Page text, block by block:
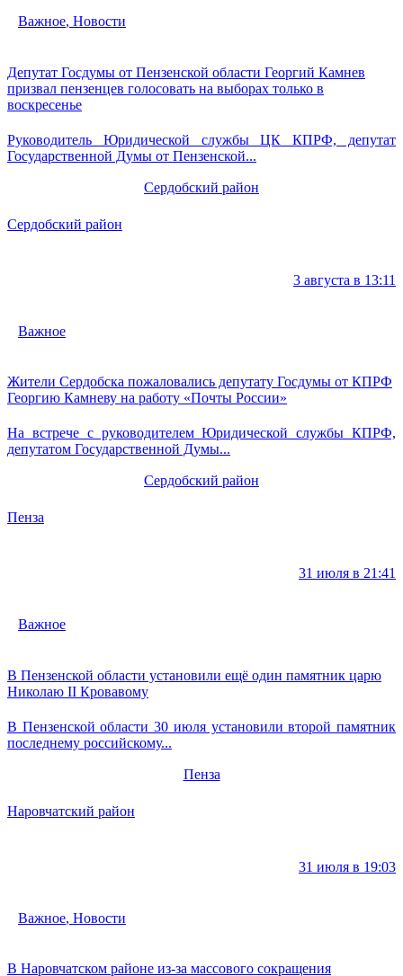
Важное, Новости
Депутат Госдумы от Пензенской области Георгий Камнев
призвал пензенцев голосовать на выборах только в
воскресенье
Руководитель Юридической службы ЦК КПРФ, депутат
Государственной Думы от Пензенской...
Сердобский район
Сердобский район
3 августа в 13:11
Важное
Жители Сердобска пожаловались депутату Госдумы от КПРФ
Георгию Камневу на работу «Почты России»
На встрече с руководителем Юридической службы КПРФ,
депутатом Государственной Думы...
Сердобский район
Пенза
31 июля в 21:41
Важное
В Пензенской области установили ещё один памятник царю
Николаю II Кровавому
В Пензенской области 30 июля установили второй памятник
последнему российскому...
Пенза
Наровчатский район
31 июля в 19:03
Важное, Новости
В Наровчатском районе из-за массового сокращения